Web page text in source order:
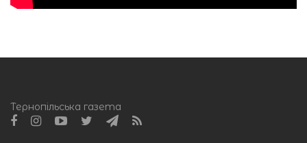
Тернопільська газета